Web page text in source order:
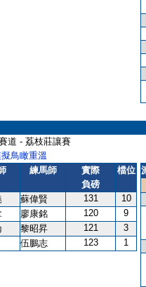
道 - 荔枝莊讓賽
鳥瞰重溫
練馬師
實際
負磅
檔位
蘇偉賢 131
10
廖康銘 120
9
黎昭昇 121
3
伍鵬志 123 1